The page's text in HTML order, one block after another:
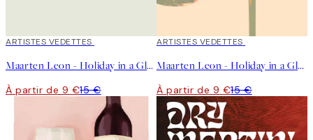
40%*
ARTISTES VEDETTES
Maarten Leon - Holiday in a Glass No2 Affiche
À partir de 9 €15 €
40%*
ARTISTES VEDETTES
Maarten Leon - Holiday in a Glass No1 Affiche
À partir de 9 €15 €